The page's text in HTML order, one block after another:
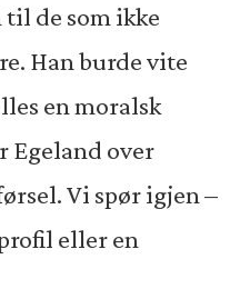
de som ikke
Han burde vite
en moralsk
Egeland over
Vi spør igjen –
eller en